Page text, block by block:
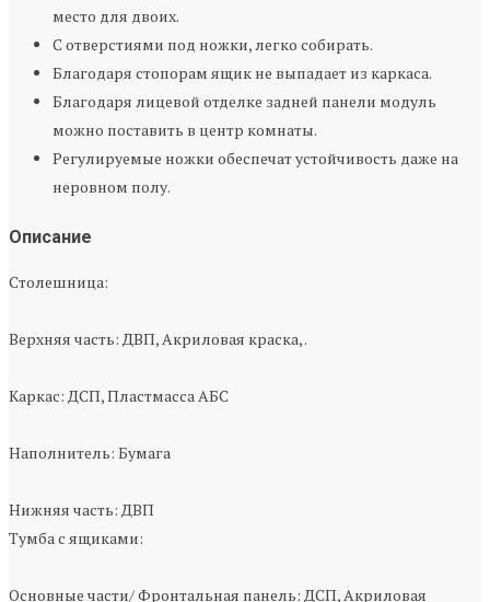
место для двоих.
С отверстиями под ножки, легко собирать.
Благодаря стопорам ящик не выпадает из каркаса.
Благодаря лицевой отделке задней панели модуль
можно поставить в центр комнаты.
Регулируемые ножки обеспечат устойчивость даже на
неровном полу.
Описание
Столешница:
Верхняя часть: ДВП, Акриловая краска, .
Каркас: ДСП, Пластмасса АБС
Наполнитель: Бумага
Нижняя часть: ДВП
Тумба с ящиками:
Основные части/ Фронтальная панель: ДСП, Акриловая